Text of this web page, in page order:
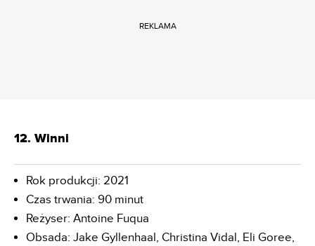
REKLAMA
12. Winni
Rok produkcji: 2021
Czas trwania: 90 minut
Reżyser: Antoine Fuqua
Obsada: Jake Gyllenhaal, Christina Vidal, Eli Goree,